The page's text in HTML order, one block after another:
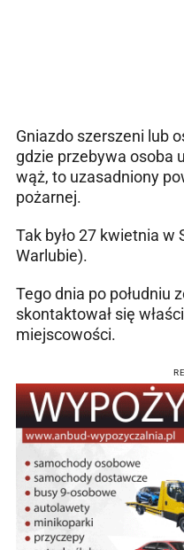
Gniazdo szerszeni lub
gdzie przebywa osoba
wąż, to uzasadniony
pożarnej.
Tak było 27 kwietnia w
Warlubie).
Tego dnia po południu
skontaktował się
miejscowości.